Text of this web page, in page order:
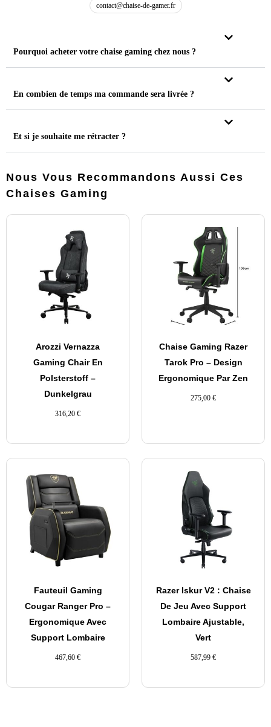
contact@chaise-de-gamer.fr
Pourquoi acheter votre chaise gaming chez nous ?
En combien de temps ma commande sera livrée ?
Et si je souhaite me rétracter ?
Nous Vous Recommandons Aussi Ces
Chaises Gaming
Arozzi Vernazza
Gaming Chair En
Polsterstoff –
Dunkelgrau
316,20 €
Chaise Gaming Razer
Tarok Pro – Design
Ergonomique Par Zen
275,00 €
Fauteuil Gaming
Cougar Ranger Pro –
Ergonomique Avec
Support Lombaire
467,60 €
Razer Iskur V2 : Chaise
De Jeu Avec Support
Lombaire Ajustable,
Vert
587,99 €